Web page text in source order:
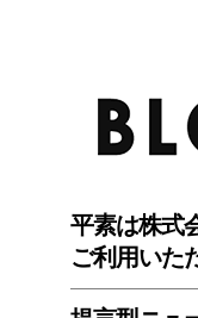
平素は株式
ご利用いた